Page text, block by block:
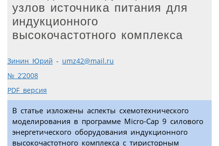
узлов источника питания для
индукционного
высокочастотного комплекса
Зинин Юрий - umz42@mail.ru
№ 2’2008
PDF версия
В статье изложены аспекты схемотехнического
моделирования в программе Micro-Cap 9 силового
энергетического оборудования индукционного
высокочастотного комплекса с тиристорным